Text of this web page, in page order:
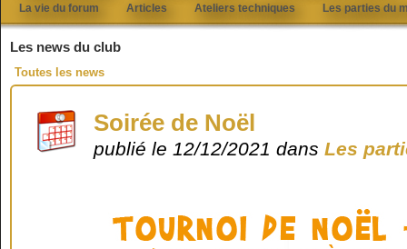
La vie du forum
Articles Ateliers techniques Les parties du
Les news du club
Toutes les news
Soirée de Noël
publié le 12/12/2021 dans Les